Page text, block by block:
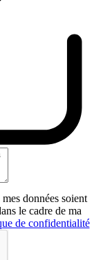
données soient
le cadre de ma
de confidentialité